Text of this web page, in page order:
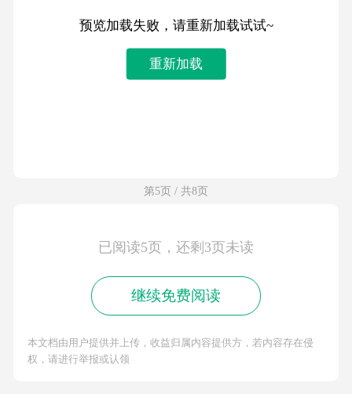
预览加载失败，请重新加载试试~
重新加载
第5页 / 共8页
已阅读5页，还剩3页未读
继续免费阅读
本文档由用户提供并上传，收益归属内容提供方，若内容存在侵
权，请进行举报或认领